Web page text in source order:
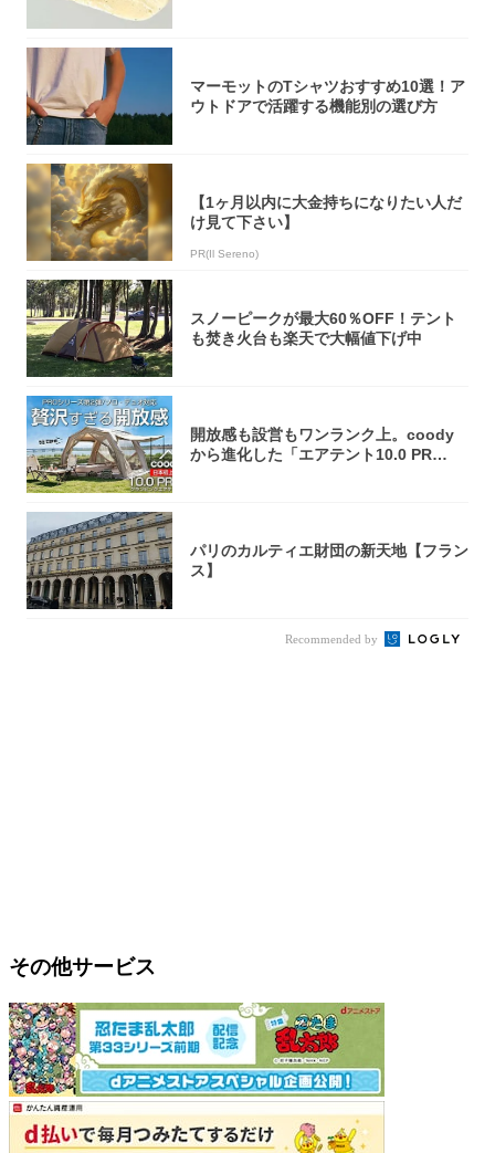
マーモットのTシャツおすすめ10選！ア
ウトドアで活躍する機能別の選び方
【1ヶ月以内に大金持ちになりたい人だ
け見て下さい】
PR(Il Sereno)
スノーピークが最大60％OFF！テント
も焚き火台も楽天で大幅値下げ中
開放感も設営もワンランク上。coody
から進化した「エアテント10.0 PR
パリのカルティエ財団の新天地【フラン
ス】
Recommended by
その他サービス